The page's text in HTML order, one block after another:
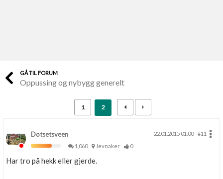
Finn håndverkere
Skaff dokumentasjon som mangler
Kundeservice
GÅ TIL FORUM
Oppussing og nybygg generelt
1 2
Dotsetsveen 22.01.2015 01.00
#11
1,060
Jevnaker 0
Har tro på hekk eller gjerde.